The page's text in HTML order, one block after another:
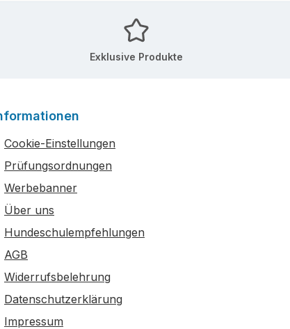
Exklusive Produkte
Cookie-Einstellungen
Prüfungsordnungen
Werbebanner
Über uns
Hundeschulempfehlungen
AGB
Widerrufsbelehrung
Datenschutzerklärung
Impressum